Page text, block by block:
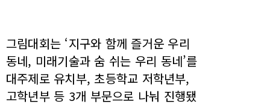
그림대회는 ‘지구와 함께 즐거운 우리
동네, 미래기술과 숨 쉬는 우리 동네’를
대주제로 유치부, 초등학교 저학년부,
고학년부 등 3개 부문으로 나눠 진행됐